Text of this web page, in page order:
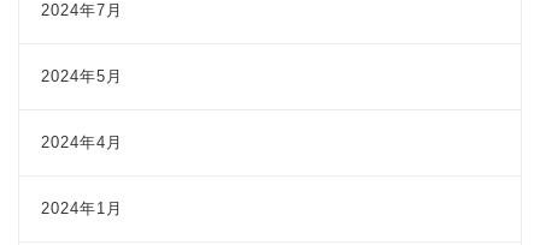
2024年7月
2024年5月
2024年4月
2024年1月